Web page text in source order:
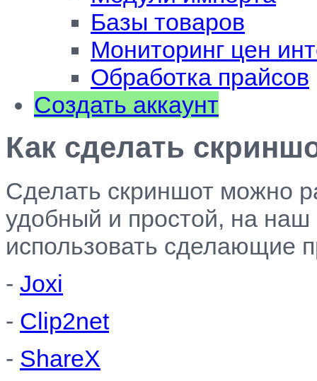
Базы товаров
Мониторинг цен
Обработка прайсов
Создать аккаунт
Как сделать
Сделать скриншот можно
удобный и простой, на наш
использовать сделающие
- Joxi
- Clip2net
- ShareX